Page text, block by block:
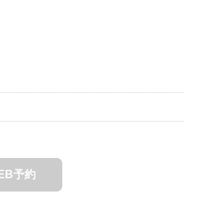
予約